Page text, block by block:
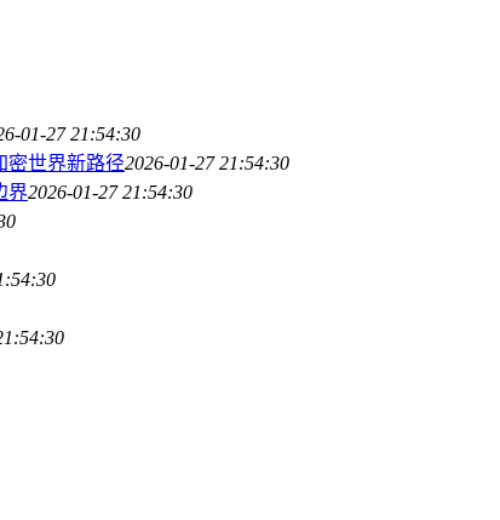
01-27 21:54:30
密世界新路径2026-01-27 21:54:30
界2026-01-27 21:54:30